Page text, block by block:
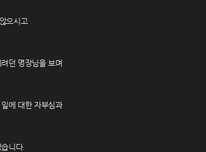
으시고
던 명장님을 보며
에 대한 자부심과
니다.